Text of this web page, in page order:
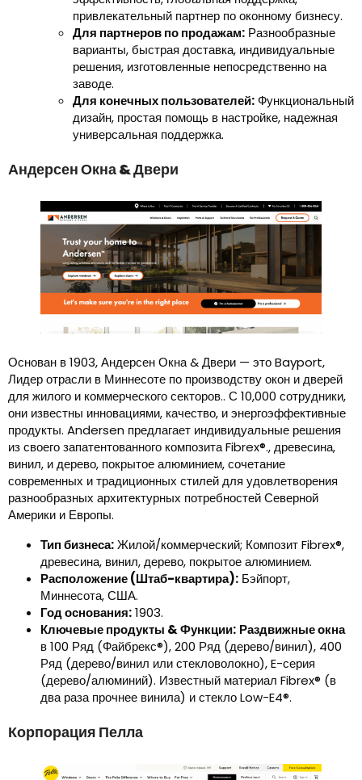
привлекательный партнер по оконному бизнесу.
Для партнеров по продажам: Разнообразные
варианты, быстрая доставка, индивидуальные
решения, изготовленные непосредственно на
заводе.
Для конечных пользователей:Функциональный
дизайн, простая помощь в настройке, надежная
универсальная поддержка.
Андерсен Окна & Двери
Основан в 1903, Андерсен Окна & Двери — это Bayport,
Лидер отрасли в Миннесоте по производству окон и дверей
для жилого и коммерческого секторов.. С 10,000 сотрудники,
они известны инновациями, качество, и энергоэффективные
продукты. Andersen предлагает индивидуальные решения
из своего запатентованного композита Fibrex®., древесина,
винил, и дерево, покрытое алюминием, сочетание
современных и традиционных стилей для удовлетворения
разнообразных архитектурных потребностей Северной
Америки и Европы.
Тип бизнеса:Жилой/коммерческий; Композит Fibrex®,
древесина, винил, дерево, покрытое алюминием.
Расположение (Штаб-квартира): Бэйпорт,
Миннесота, США.
Год основания:1903.
Ключевые продукты & Функции: Раздвижные окна
в 100 Ряд (Файбрекс®), 200 Ряд (дерево/винил), 400
Ряд (дерево/винил или стекловолокно), E-серия
(дерево/алюминий). Известный материал Fibrex® (в
два раза прочнее винила) и стекло Low-E4®.
Корпорация Пелла